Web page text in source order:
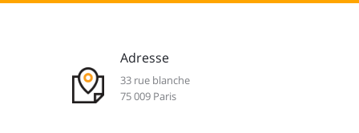
Adresse
33 rue blanche
75 009 Paris